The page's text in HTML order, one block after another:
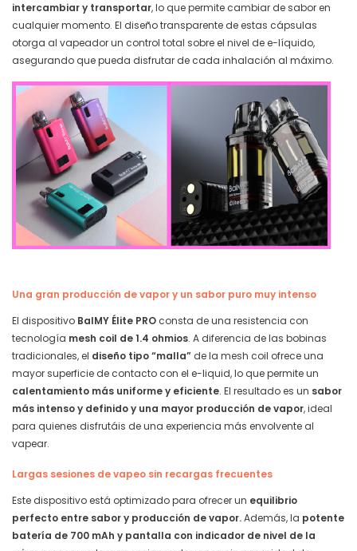
intercambiar y transportar, lo que permite cambiar de sabor en
cualquier momento. El diseño transparente de estas cápsulas
otorga al vapeador un control total sobre el nivel de e-líquido,
asegurando que pueda disfrutar de cada inhalación al máximo.
Una gran producción de vapor y un sabor puro muy intenso
El dispositivo BalMY Élite PRO consta de una resistencia con
tecnología mesh coil de 1.4 ohmios. A diferencia de las bobinas
tradicionales, el diseño tipo “malla” de la mesh coil ofrece una
mayor superficie de contacto con el e-liquid, lo que permite un
calentamiento más uniforme y eficiente. El resultado es un sabor
más intenso y definido y una mayor producción de vapor, ideal
para quienes disfrutáis de una experiencia más envolvente al
vapear.
Largas sesiones de vapeo sin recargas frecuentes
Este dispositivo está optimizado para ofrecer un equilibrio
perfecto entre sabor y producción de vapor.Además, la potente
batería de 700 mAh y pantalla con indicador de nivel de la